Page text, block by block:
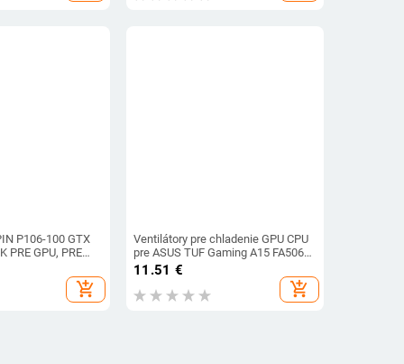
P106-100 GTX
PRE GPU, PRE
1060 1050TI
add_shopping_cart
Ventilátory pre chladenie GPU CPU
pre ASUS TUF Gaming A15 FA506
IV FA506IU FA506IH FX506 IU
FX506LH Chladič náhradné diely pre
notebooky
11.51 €
add_shopping_cart